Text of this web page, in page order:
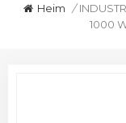
Heim /
1000